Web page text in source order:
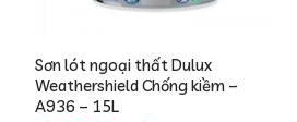
Sơn lót ngoại thất Dulux
Weathershield Chống kiềm –
A936 – 15L